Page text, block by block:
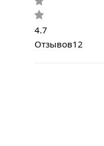
4.7
Отзывов12